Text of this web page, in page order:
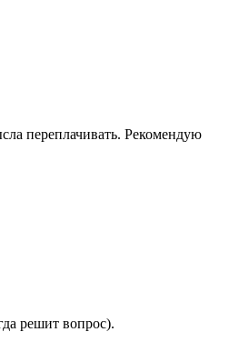
переплачивать. Рекомендую
решит вопрос).